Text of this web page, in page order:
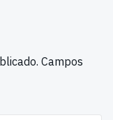
Campos